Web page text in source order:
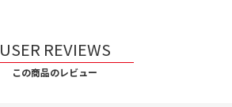
USER REVIEWS
この商品のレビュー